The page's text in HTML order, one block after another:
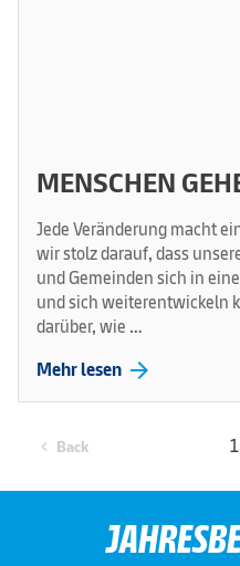
MENSCHEN
Jede Veränderung macht
wir stolz darauf, dass
und Gemeinden sich in
und sich weiterentwickeln
darüber, wie …
Mehr lesen arrow_forward
chevron_left Back